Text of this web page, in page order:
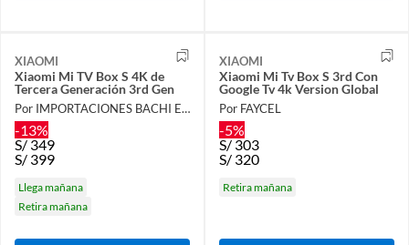
XIAOMI
Xiaomi Mi TV Box S 4K de
Tercera Generación 3rd Gen
Por IMPORTACIONES BACHI E.I.R.L.
-13%
S/349
S/ 399
Llega mañana
Retira mañana
XIAOMI
Xiaomi Mi Tv Box S 3rd Con
Google Tv 4k Version Global
Por FAYCEL
-5%
S/303
S/ 320
Retira mañana